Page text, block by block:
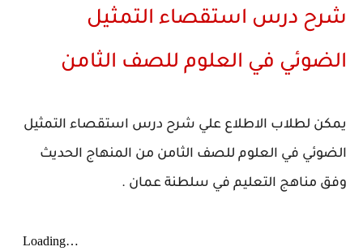
شرح درس استقصاء التمثيل
الضوئي في العلوم للصف الثامن
يمكن لطلاب الاطلاع علي شرح درس استقصاء التمثيل
الضوئي في العلوم للصف الثامن من المنهاج الحديث
وفق مناهج التعليم في سلطنة عمان .